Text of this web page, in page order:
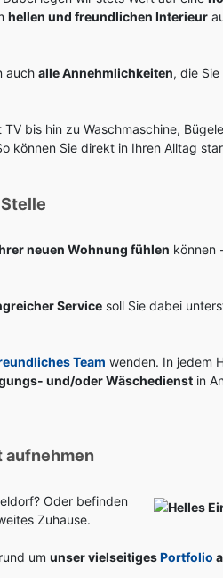
hellen und freundlichen Interieur
auch alle Annehmlichkeiten, die
bis hin zu Waschmaschine,
können Sie direkt in Ihren Alltag
neuen Wohnung fühlen können
Service soll Sie dabei
Team wenden. In jedem
und/oder Wäschedienst in
aufnehmen
Oder befinden
Zuhause.
um unser vielseitigesPortfolio